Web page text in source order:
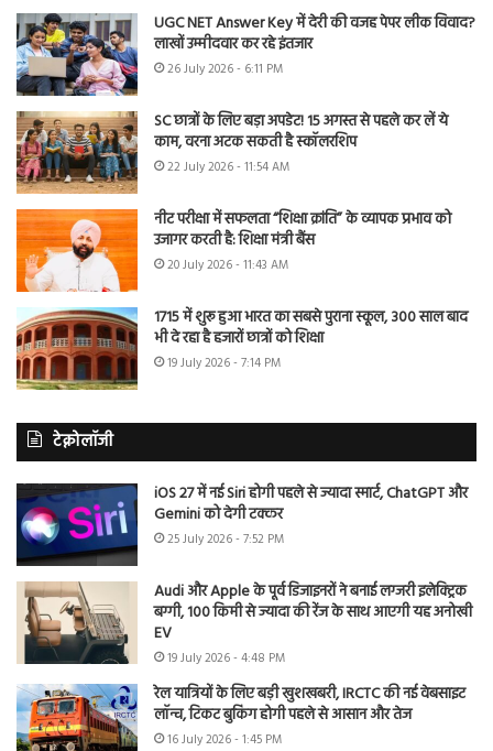
UGC NET Answer Key में देरी की वजह पेपर लीक विवाद?
लाखों उम्मीदवार कर रहे इंतजार
26 July 2026 - 6:11 PM
SC छात्रों के लिए बड़ा अपडेट! 15 अगस्त से पहले कर लें ये
काम, वरना अटक सकती है स्कॉलरशिप
22 July 2026 - 11:54 AM
नीट परीक्षा में सफलता “शिक्षा क्रांति” के व्यापक प्रभाव को
उजागर करती है: शिक्षा मंत्री बैंस
20 July 2026 - 11:43 AM
1715 में शुरू हुआ भारत का सबसे पुराना स्कूल, 300 साल बाद
भी दे रहा है हजारों छात्रों को शिक्षा
19 July 2026 - 7:14 PM
टेक्नोलॉजी
iOS 27 में नई Siri होगी पहले से ज्यादा स्मार्ट, ChatGPT और
Gemini को देगी टक्कर
25 July 2026 - 7:52 PM
Audi और Apple के पूर्व डिजाइनरों ने बनाई लग्जरी इलेक्ट्रिक
बग्गी, 100 किमी से ज्यादा की रेंज के साथ आएगी यह अनोखी
EV
19 July 2026 - 4:48 PM
रेल यात्रियों के लिए बड़ी खुशखबरी, IRCTC की नई वेबसाइट
लॉन्च, टिकट बुकिंग होगी पहले से आसान और तेज
16 July 2026 - 1:45 PM